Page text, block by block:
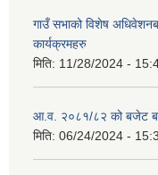
गाउँ सभाको विशेष
कार्यक्रमहरु
मिति: 11/28/2024 -
आ.व. २०८१/८२ को बजेट
मिति: 06/24/2024 -